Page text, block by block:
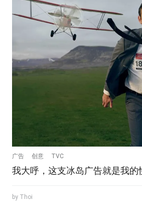
广告 创意 TVC
我大呼，这支冰岛广告就是我的
by Thoi